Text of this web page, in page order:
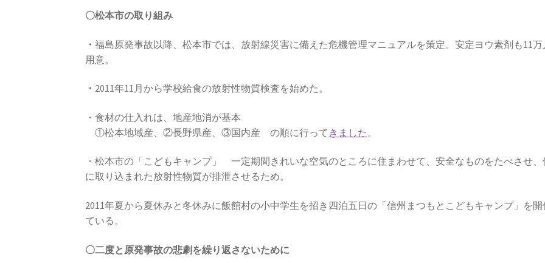
〇松本市の取り組み
・福島原発事故以降、松本市では、放射線災害に備えた危機管理マニュアルを策定。安定ヨウ素剤も11万
用意。
・ 2011年11月から学校給食の放射性物質検査を始めた。
・食材の仕入れは、地産地消が基本
①松本地域産、②長野県産、③国内産 の順に行って きました 。
・松本市の「こどもキャンプ」
一定期間きれいな空気のところに住まわせて、安全なものをたべさせ、
に取り込まれた放射性物質が排泄させるため。
2011年夏から夏休みと冬休みに飯館村の小中学生を招き四泊五日の「信州まつもとこどもキャンプ」を開
ている。
〇二度と原発事故の悲劇を繰り返さないために